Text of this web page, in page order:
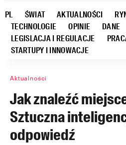
PL ŚWIAT AKTUALNOŚCI
TECHNOLOGIE
OPINIE
DANE
LEGISLACJA I REGULACJE
STARTUPY I INNOWACJE
Aktualności
Jak znaleźć
Sztuczna
odpowiedź